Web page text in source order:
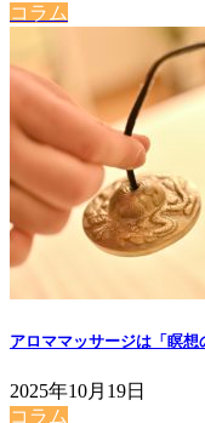
コラム
アロママッサージは「瞑想
2025年10月19日
コラム